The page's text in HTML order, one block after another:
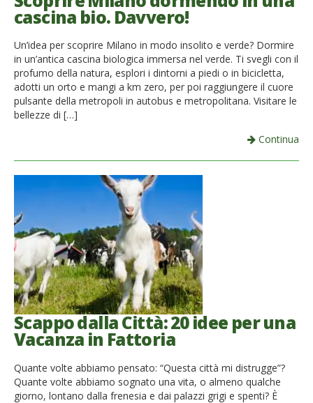
French
Italiano
cascina bio. Davvero!
Un’idea per scoprire Milano in modo insolito e verde? Dormire
in un’antica cascina biologica immersa nel verde. Ti svegli con il
profumo della natura, esplori i dintorni a piedi o in bicicletta,
adotti un orto e mangi a km zero, per poi raggiungere il cuore
pulsante della metropoli in autobus e metropolitana. Visitare le
bellezze di […]
Continua
Scappo dalla Città: 20 idee per una
Vacanza in Fattoria
Quante volte abbiamo pensato: “Questa città mi distrugge”?
Quante volte abbiamo sognato una vita, o almeno qualche
giorno, lontano dalla frenesia e dai palazzi grigi e spenti? È